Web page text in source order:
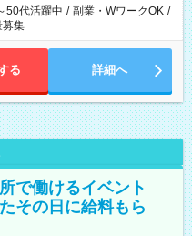
50代活躍中 / 副業・WワークOK /
募集
る 詳細へ
で働けるイベント
その日に給料もら